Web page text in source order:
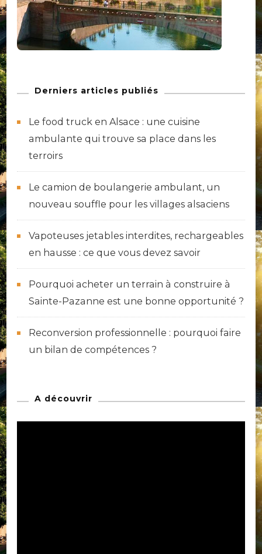
Derniers articles publiés
Le food truck en Alsace : une cuisine
ambulante qui trouve sa place dans les
terroirs
Le camion de boulangerie ambulant, un
nouveau souffle pour les villages alsaciens
Vapoteuses jetables interdites, rechargeables
en hausse : ce que vous devez savoir
Pourquoi acheter un terrain à construire à
Sainte-Pazanne est une bonne opportunité ?
Reconversion professionnelle : pourquoi faire
un bilan de compétences ?
A découvrir